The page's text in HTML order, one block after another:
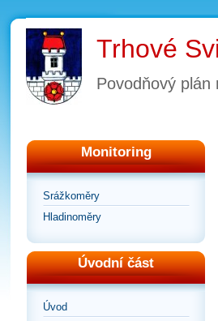
Trhové
Povodňový plán
Monitoring
Srážkoměry
Hladinoměry
Úvodní část
Úvod